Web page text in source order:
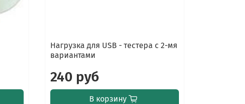
Нагрузка для USB - тестера с 2-мя
вариантами
240 руб
В корзину